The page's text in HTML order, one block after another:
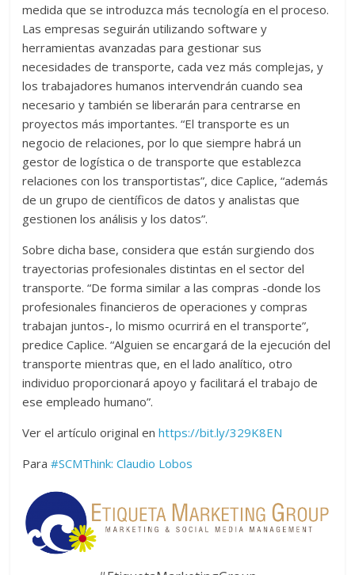
medida que se introduzca más tecnología en el proceso.
Las empresas seguirán utilizando software y
herramientas avanzadas para gestionar sus
necesidades de transporte, cada vez más complejas, y
los trabajadores humanos intervendrán cuando sea
necesario y también se liberarán para centrarse en
proyectos más importantes. “El transporte es un
negocio de relaciones, por lo que siempre habrá un
gestor de logística o de transporte que establezca
relaciones con los transportistas”, dice Caplice, “además
de un grupo de científicos de datos y analistas que
gestionen los análisis y los datos”.
Sobre dicha base, considera que están surgiendo dos
trayectorias profesionales distintas en el sector del
transporte. “De forma similar a las compras -donde los
profesionales financieros de operaciones y compras
trabajan juntos-, lo mismo ocurrirá en el transporte”,
predice Caplice. “Alguien se encargará de la ejecución del
transporte mientras que, en el lado analítico, otro
individuo proporcionará apoyo y facilitará el trabajo de
ese empleado humano”.
Ver el artículo original enhttps://bit.ly/329K8EN
Para#SCMThink: Claudio Lobos